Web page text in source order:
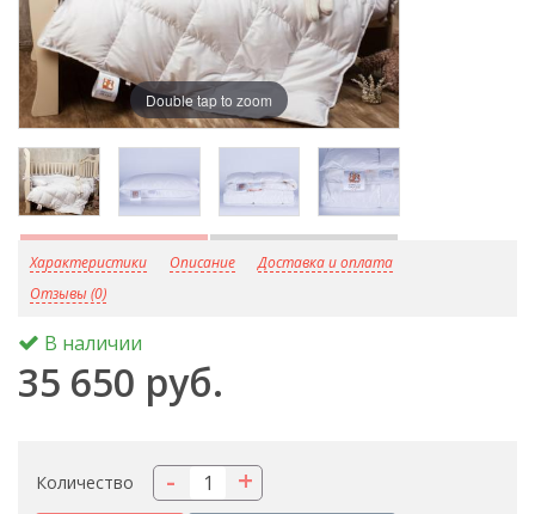
Double tap to zoom
Характеристики Описание
Доставка и оплата
Отзывы (0)
В наличии
35 650 руб.
Количество +
-